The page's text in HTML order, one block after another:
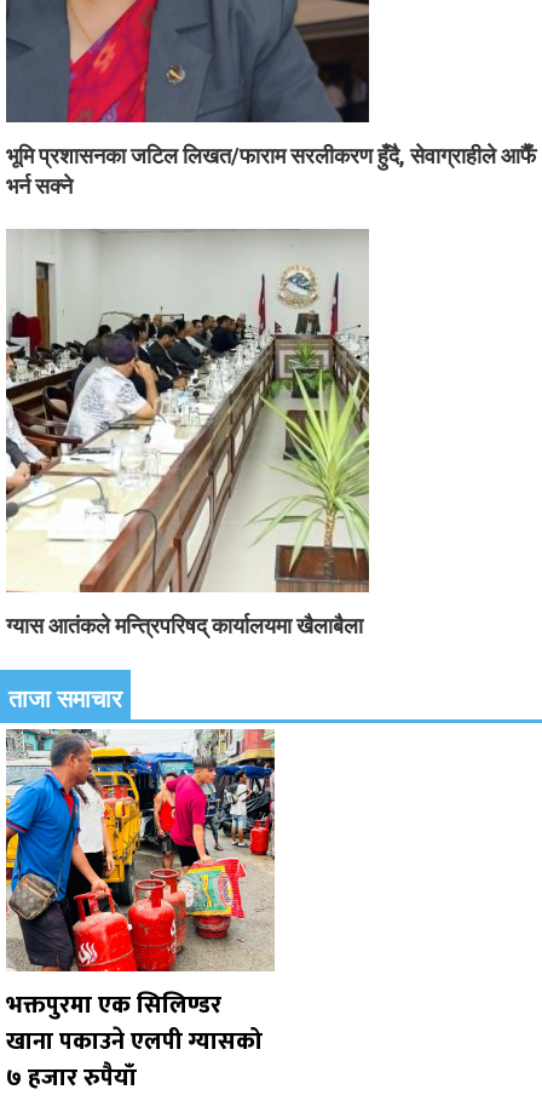
भूमि प्रशासनका जटिल लिखत/फाराम सरलीकरण हुँदै, सेवाग्राहीले आफैँ
भर्न सक्ने
ग्यास आतंकले मन्त्रिपरिषद् कार्यालयमा खैलाबैला
ताजा समाचार
भक्तपुरमा एक सिलिण्डर
खाना पकाउने एलपी ग्यासको
७ हजार रुपैयाँ